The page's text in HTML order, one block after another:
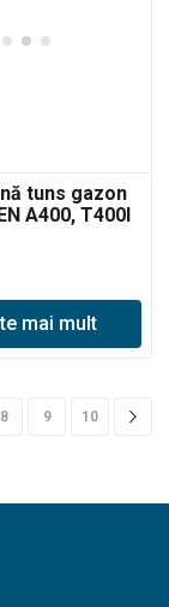
tuns gazon
A400, T400I
mai mult
8 9 10